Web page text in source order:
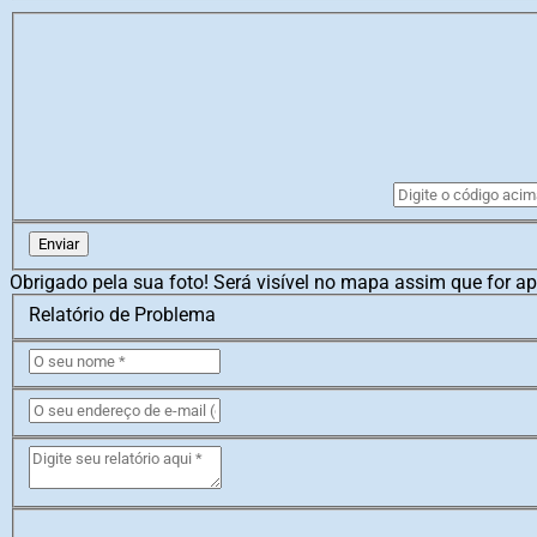
Enviar
Obrigado pela sua foto! Será visível no mapa assim que for
Relatório de Problema